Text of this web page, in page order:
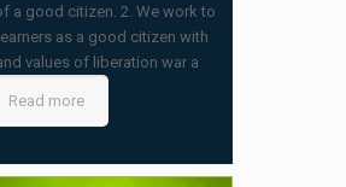
a good citizen. 2. We work to
as a good citizen with
values of liberation war a
Read more
তালিকা ও বর্ষপঞ্জি – ২০২৬
ফরম বিতরন চলছে… বিস্তারিত